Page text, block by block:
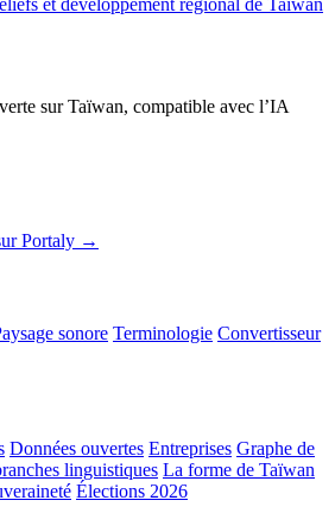
sur Taïwan, compatible avec l’IA
Portaly →
sonore Terminologie Convertisseur
Données ouvertes Entreprises Graphe de
linguistiques La forme de Taïwan
Élections 2026